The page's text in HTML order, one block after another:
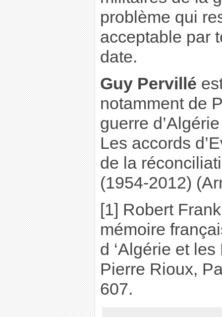
problème qui
acceptable par
date.
Guy Pervillé
notamment de
guerre
Les accords
de la
(1954-2012)
[1] Robert
mémoire
d ‘Algérie et
Pierre Rioux,
607.